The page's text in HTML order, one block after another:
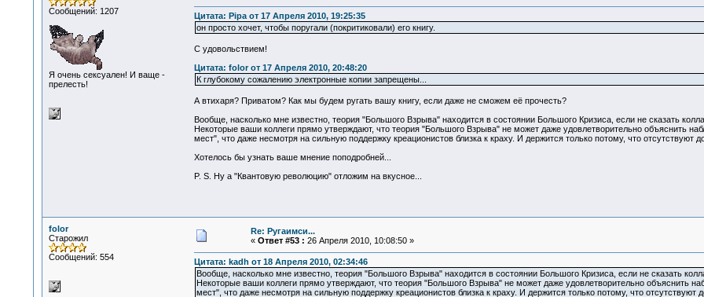
Сообщений: 1207
Я очень сексуален! И ваще -
прелесть!
Цитата: Pipa от 17 Апреля 2010, 19:25:35
он просто хочет, чтобы поругали (покритиковали) его книгу.
С удовольствием!
Цитата: folor от 17 Апреля 2010, 20:48:20
К глубокому сожалению электронные копии запрещены...
А втихаря? Приватом? Как мы будем ругать вашу книгу, если даже не сможем её прочесть?
Вообще, насколько мне известно, теория "Большого Взрыва" находится в состоянии Большого Кризиса, если не сказать
Некоторые ваши коллеги прямо утверждают, что теория "Большого Взрыва" не может даже удовлетворительно объяснить
мест", что даже несмотря на сильную поддержку креационистов близка к краху. И держится только потому, что отсутствуют
Хотелось бы узнать ваше мнение поподробней...
P. S. Ну а "Квантовую революцию" отложим на вкусное...
folor
Старожил
Сообщений: 554
Re: Ругаимси...
« Ответ #53 : 26 Апреля 2010, 10:08:50 »
Цитата: kadh от 18 Апреля 2010, 02:34:46
Вообще, насколько мне известно, теория "Большого Взрыва" находится в состоянии Большого Кризиса, если не сказать
Некоторые ваши коллеги прямо утверждают, что теория "Большого Взрыва" не может даже удовлетворительно объяснить
мест", что даже несмотря на сильную поддержку креационистов близка к краху. И держится только потому, что отсутствуют